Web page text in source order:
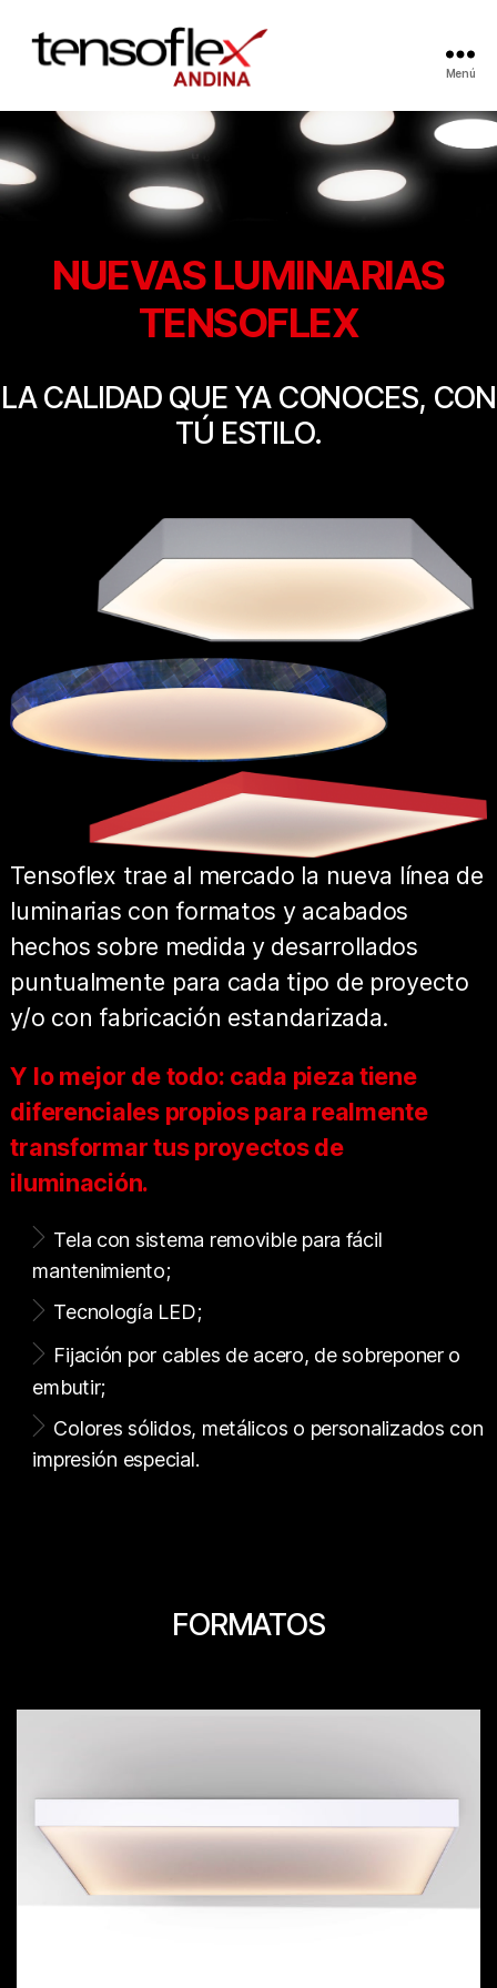
Menú
NUEVAS LUMINARIAS
TENSOFLEX
LA CALIDAD QUE YA CONOCES, CON
TÚ ESTILO.
Tensoflex trae al mercado la nueva línea de
luminarias con formatos y acabados
hechos sobre medida y desarrollados
puntualmente para cada tipo de proyecto
y/o con fabricación estandarizada.
Y lo mejor de todo: cada pieza tiene
diferenciales propios para realmente
transformar tus proyectos de
iluminación.
Tela con sistema removible para fácil
mantenimiento;
Tecnología LED;
Fijación por cables de acero, de sobreponer o
embutir;
Colores sólidos, metálicos o personalizados con
impresión especial.
FORMATOS